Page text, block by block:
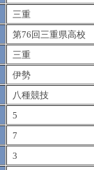
三重
第76回三重県高校
三重
伊勢
八種競技
5
7
3